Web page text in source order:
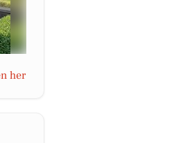
her